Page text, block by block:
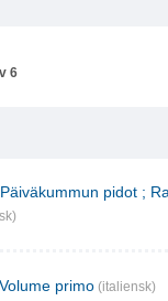
6
pidot ;
primo (italiensk)